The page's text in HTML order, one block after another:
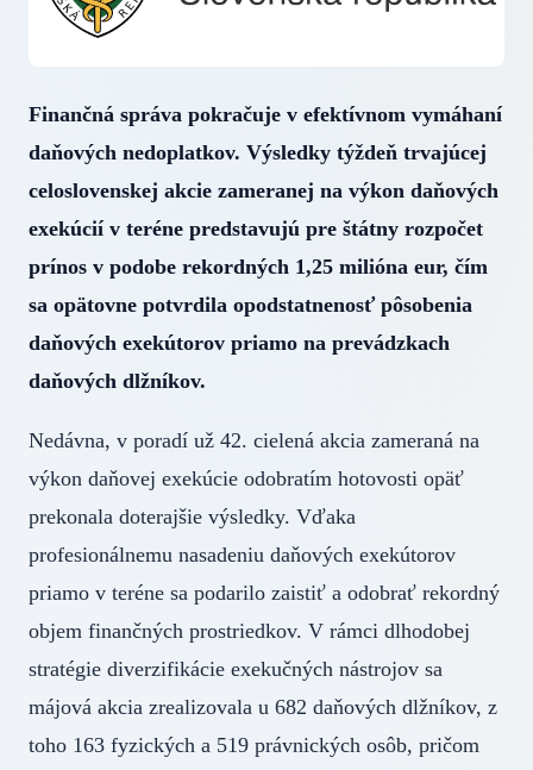
Finančná správa pokračuje v efektívnom vymáhaní
daňových nedoplatkov. Výsledky týždeň trvajúcej
celoslovenskej akcie zameranej na výkon daňových
exekúcií v teréne predstavujú pre štátny rozpočet
prínos v podobe rekordných 1,25 milióna eur, čím
sa opätovne potvrdila opodstatnenosť pôsobenia
daňových exekútorov priamo na prevádzkach
daňových dlžníkov.
Nedávna, v poradí už 42. cielená akcia zameraná na
výkon daňovej exekúcie odobratím hotovosti opäť
prekonala doterajšie výsledky. Vďaka
profesionálnemu nasadeniu daňových exekútorov
priamo v teréne sa podarilo zaistiť a odobrať rekordný
objem finančných prostriedkov. V rámci dlhodobej
stratégie diverzifikácie exekučných nástrojov sa
májová akcia zrealizovala u 682 daňových dlžníkov, z
toho 163 fyzických a 519 právnických osôb, pričom